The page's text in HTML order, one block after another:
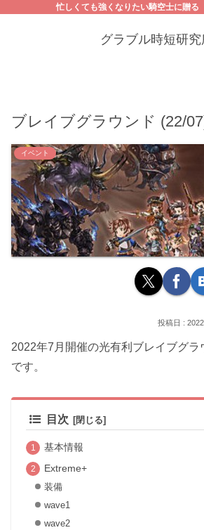
忙しくても強くなりたい騎空士に贈
グラブル時短研究
ブレイブグラウンド (22/
イベント
2022年7月開催の光有利ブレイブグ
です。
目次
基本情報
Extreme+
装備
wave1
wave2